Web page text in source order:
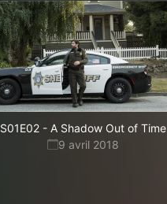
S01E02- A Shadow Out of Time
9 avril 2018